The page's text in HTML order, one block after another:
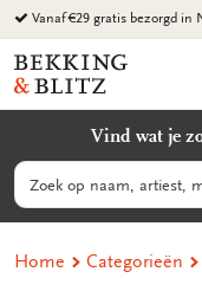
Ga
naar
content
Vanaf €29 gratis bezorgd in
Bekking
&
B.V.
Vind wat je
Zoeken
Home Categorieën